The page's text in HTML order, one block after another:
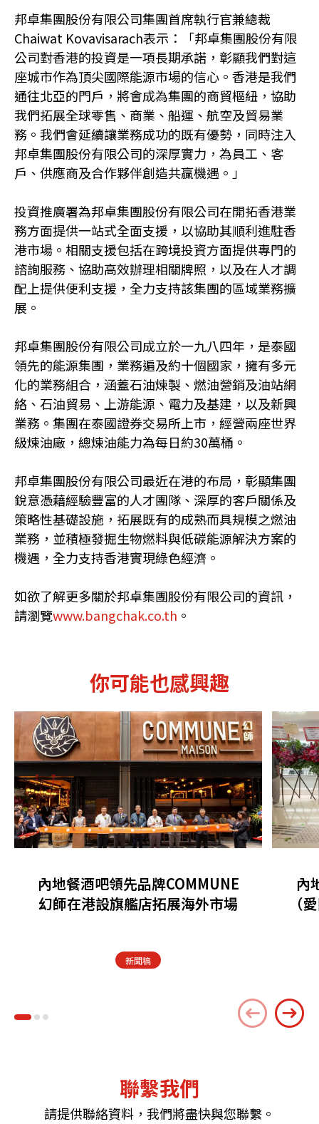
邦卓集團股份有限公司集團首席執行官兼總裁
Chaiwat Kovavisarach表示：「邦卓集團股份有限
公司對香港的投資是一項長期承諾，彰顯我們對這
座城市作為頂尖國際能源市場的信心。香港是我們
通往北亞的門戶，將會成為集團的商貿樞紐，協助
我們拓展全球零售、商業、船運、航空及貿易業
務。我們會延續讓業務成功的既有優勢，同時注入
邦卓集團股份有限公司的深厚實力，為員工、客
戶、供應商及合作夥伴創造共贏機遇。」
投資推廣署為邦卓集團股份有限公司在開拓香港業
務方面提供一站式全面支援，以協助其順利進駐香
港市場。相關支援包括在跨境投資方面提供專門的
諮詢服務、協助高效辦理相關牌照，以及在人才調
配上提供便利支援，全力支持該集團的區域業務擴
展。
邦卓集團股份有限公司成立於一九八四年，是泰國
領先的能源集團，業務遍及約十個國家，擁有多元
化的業務組合，涵蓋石油煉製、燃油營銷及油站網
絡、石油貿易、上游能源、電力及基建，以及新興
業務。集團在泰國證券交易所上市，經營兩座世界
級煉油廠，總煉油能力為每日約30萬桶。
邦卓集團股份有限公司最近在港的布局，彰顯集團
銳意憑藉經驗豐富的人才團隊、深厚的客戶關係及
策略性基礎設施，拓展既有的成熟而具規模之燃油
業務，並積極發掘生物燃料與低碳能源解決方案的
機遇，全力支持香港實現綠色經濟。
如欲了解更多關於邦卓集團股份有限公司的資訊，
請瀏覽www.bangchak.co.th 。
你可能也感興趣
內地餐酒吧領先品牌COMMUNE
幻師在港設旗艦店拓展海外市場
新聞稿
內
（
聯繫我們
請提供聯絡資料，我們將盡快與您聯繫。